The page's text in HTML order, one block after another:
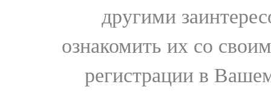
другими
ознакомить их со
регистрации в